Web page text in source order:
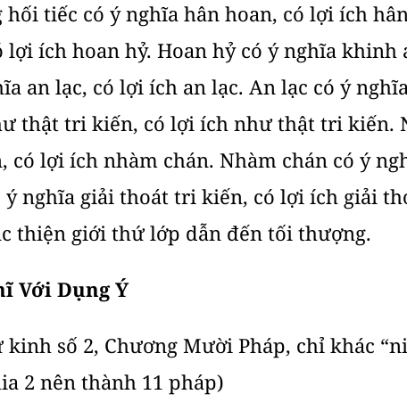
hối tiếc có ý nghĩa hân hoan, có lợi ích
lợi ích hoan hỷ. Hoan hỷ có ý nghĩa
an lạc, có lợi ích an lạc. An lạc có ý
thật tri kiến, có lợi ích như thật tri kiến.
có lợi ích nhàm chán. Nhàm chán có ý
ý nghĩa giải thoát tri kiến, có lợi ích giải
thiện giới thứ lớp dẫn đến tối thượng.
Với Dụng Ý
kinh số 2, Chương Mười Pháp, chỉ khác
2 nên thành 11 pháp)